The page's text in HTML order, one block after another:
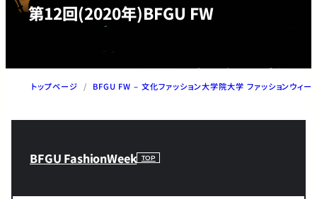
第12回(2020年)BFGU FW
トップページ / BFGU FW – 文化ファッション大学院大学 ファッションウィー
BFGU FashionWeek TOP